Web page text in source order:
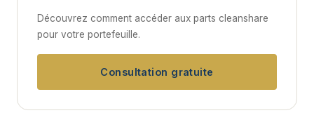
Découvrez comment accéder aux parts cleanshare
pour votre portefeuille.
Consultation gratuite